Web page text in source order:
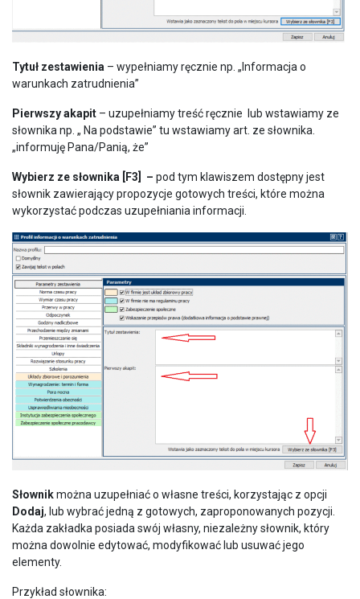
Tytuł zestawienia – wypełniamy ręcznie np. „Informacja o
warunkach zatrudnienia”
Pierwszy akapit – uzupełniamy treść ręcznie lub wstawiamy ze
słownika np. „ Na podstawie” tu wstawiamy art. ze słownika.
„informuję Pana/Panią, że”
Wybierz ze słownika [F3] – pod tym klawiszem dostępny jest
słownik zawierający propozycje gotowych treści, które można
wykorzystać podczas uzupełniania informacji.
Słownikmożna uzupełniać o własne treści, korzystając z opcji
Dodaj, lub wybrać jedną z gotowych, zaproponowanych pozycji.
Każda zakładka posiada swój własny, niezależny słownik, który
można dowolnie edytować, modyfikować lub usuwać jego
elementy.
Przykład słownika: